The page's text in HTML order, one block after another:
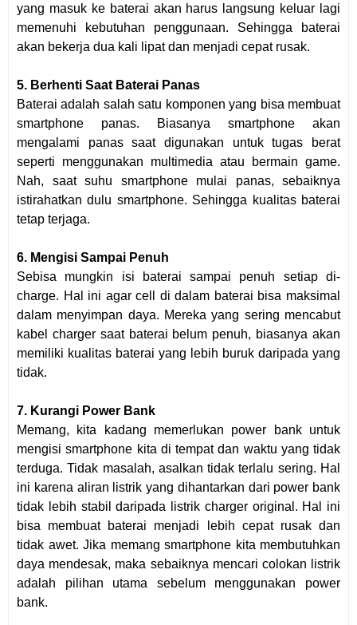
yang masuk ke baterai akan harus langsung keluar lagi
memenuhi kebutuhan penggunaan. Sehingga baterai
akan bekerja dua kali lipat dan menjadi cepat rusak.
5. Berhenti Saat Baterai Panas
Baterai adalah salah satu komponen yang bisa membuat
smartphone panas. Biasanya smartphone akan
mengalami panas saat digunakan untuk tugas berat
seperti menggunakan multimedia atau bermain game.
Nah, saat suhu smartphone mulai panas, sebaiknya
istirahatkan dulu smartphone. Sehingga kualitas baterai
tetap terjaga.
6. Mengisi Sampai Penuh
Sebisa mungkin isi baterai sampai penuh setiap di-
charge. Hal ini agar cell di dalam baterai bisa maksimal
dalam menyimpan daya. Mereka yang sering mencabut
kabel charger saat baterai belum penuh, biasanya akan
memiliki kualitas baterai yang lebih buruk daripada yang
tidak.
7. Kurangi Power Bank
Memang, kita kadang memerlukan power bank untuk
mengisi smartphone kita di tempat dan waktu yang tidak
terduga. Tidak masalah, asalkan tidak terlalu sering. Hal
ini karena aliran listrik yang dihantarkan dari power bank
tidak lebih stabil daripada listrik charger original. Hal ini
bisa membuat baterai menjadi lebih cepat rusak dan
tidak awet. Jika memang smartphone kita membutuhkan
daya mendesak, maka sebaiknya mencari colokan listrik
adalah pilihan utama sebelum menggunakan power
bank.